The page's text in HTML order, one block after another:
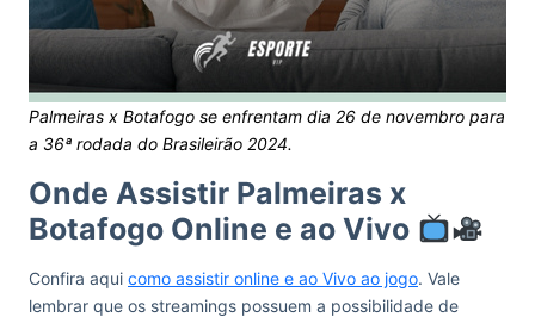
Palmeiras x Botafogo se enfrentam dia 26 de novembro para
a 36ª rodada do Brasileirão 2024.
Onde Assistir Palmeiras x
Botafogo Online e ao Vivo
Confira aqui como assistir online e ao Vivo ao jogo. Vale
lembrar que os streamings possuem a possibilidade de